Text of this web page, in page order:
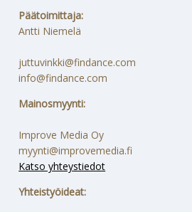
Päätoimittaja:
Antti Niemelä
juttuvinkki@findance.com
info@findance.com
Mainosmyynti:
Improve Media Oy
myynti@improvemedia.fi
Katso yhteystiedot
Yhteistyöideat: